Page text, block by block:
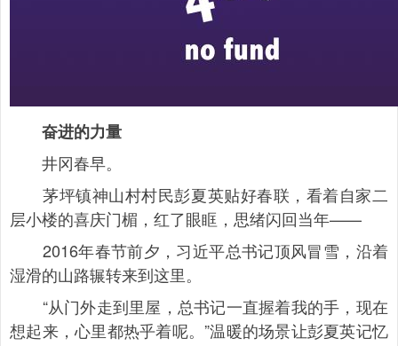
奋进的力量
井冈春早。
茅坪镇神山村村民彭夏英贴好春联，看着自家二
层小楼的喜庆门楣，红了眼眶，思绪闪回当年——
2016年春节前夕，习近平总书记顶风冒雪，沿着
湿滑的山路辗转来到这里。
“从门外走到里屋，总书记一直握着我的手，现在
想起来，心里都热乎着呢。”温暖的场景让彭夏英记忆